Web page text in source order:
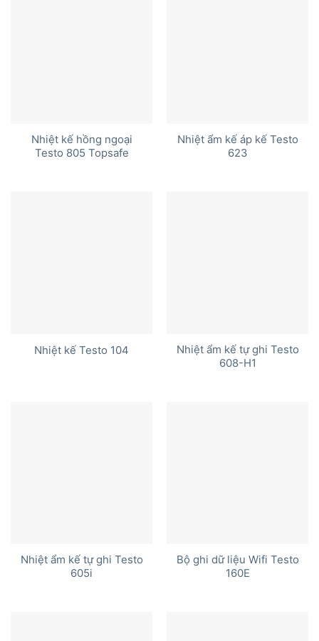
Nhiệt kế hồng ngoại
Testo 805 Topsafe
Nhiệt ẩm kế áp kế Testo
623
Nhiệt kế Testo 104
Nhiệt ẩm kế tự ghi Testo
608-H1
Nhiệt ẩm kế tự ghi Testo
605i
Bộ ghi dữ liệu Wifi Testo
160E